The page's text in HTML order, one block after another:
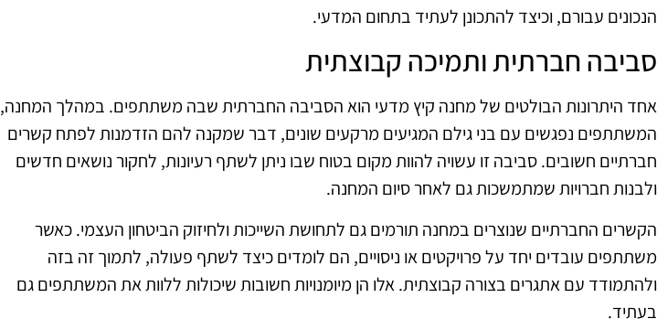
הנכונים עבורם, וכיצד להתכונן לעתיד בתחום המדעי.
סביבה חברתית ותמיכה קבוצתית
אחד היתרונות הבולטים של מחנה קיץ מדעי הוא הסביבה החברתית שבה משתתפים. במהלך המחנה,
המשתתפים נפגשים עם בני גילם המגיעים מרקעים שונים, דבר שמקנה להם הזדמנות לפתח קשרים
חברתיים חשובים. סביבה זו עשויה להוות מקום בטוח שבו ניתן לשתף רעיונות, לחקור נושאים חדשים
ולבנות חברויות שמתמשכות גם לאחר סיום המחנה.
הקשרים החברתיים שנוצרים במחנה תורמים גם לתחושת השייכות ולחיזוק הביטחון העצמי. כאשר
משתתפים עובדים יחד על פרויקטים או ניסויים, הם לומדים כיצד לשתף פעולה, לתמוך זה בזה
ולהתמודד עם אתגרים בצורה קבוצתית. אלו הן מיומנויות חשובות שיכולות ללוות את המשתתפים גם
בעתיד.